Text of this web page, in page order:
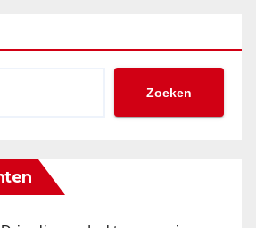
Zoeken